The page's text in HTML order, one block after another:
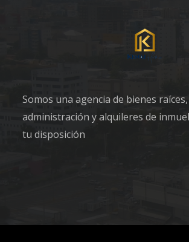
Somos una agencia de bienes
administración y alquileres de
tu disposición